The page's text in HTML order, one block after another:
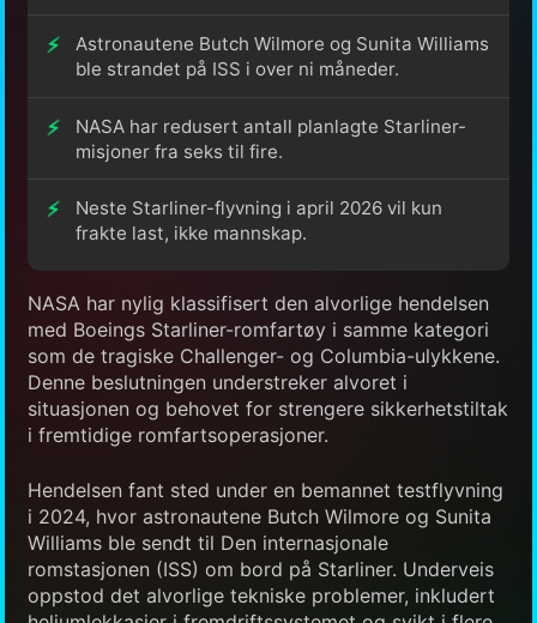
Astronautene Butch Wilmore og Sunita Williams
ble strandet på ISS i over ni måneder.
NASA har redusert antall planlagte Starliner-
misjoner fra seks til fire.
Neste Starliner-flyvning i april 2026 vil kun
frakte last, ikke mannskap.
NASA har nylig klassifisert den alvorlige hendelsen
med Boeings Starliner-romfartøy i samme kategori
som de tragiske Challenger- og Columbia-ulykkene.
Denne beslutningen understreker alvoret i
situasjonen og behovet for strengere sikkerhetstiltak
i fremtidige romfartsoperasjoner.
Hendelsen fant sted under en bemannet testflyvning
i 2024, hvor astronautene Butch Wilmore og Sunita
Williams ble sendt til Den internasjonale
romstasjonen (ISS) om bord på Starliner. Underveis
oppstod det alvorlige tekniske problemer, inkludert